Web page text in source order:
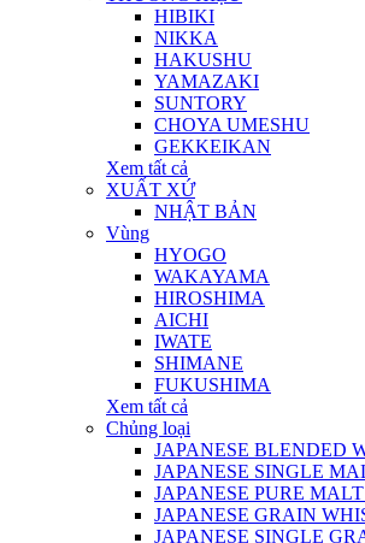
HIBIKI
NIKKA
HAKUSHU
YAMAZAKI
SUNTORY
CHOYA UMESHU
GEKKEIKAN
Xem tất cả
XUẤT XỨ
NHẬT BẢN
Vùng
HYOGO
WAKAYAMA
HIROSHIMA
AICHI
IWATE
SHIMANE
FUKUSHIMA
Xem tất cả
Chủng loại
JAPANESE BLENDED
JAPANESE SINGLE
JAPANESE PURE
JAPANESE GRAIN
JAPANESE SINGLE